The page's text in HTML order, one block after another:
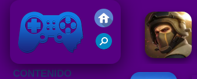
Juegos Friv 2020